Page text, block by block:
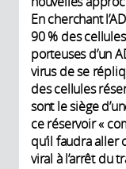
En cherchant
90 % des
porteuses d’un
virus de se
des cellules
sont le siège
ce réservoir «
qu’il faudra
viral à l’arrêt du